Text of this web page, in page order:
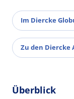
Im Diercke
Zu den Diercke
Überblick